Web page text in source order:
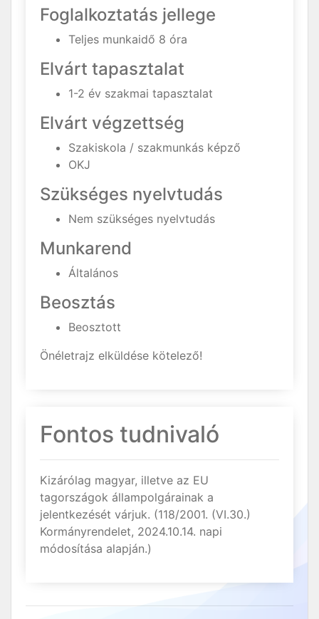
Foglalkoztatás jellege
Teljes munkaidő 8 óra
Elvárt tapasztalat
1-2 év szakmai tapasztalat
Elvárt végzettség
Szakiskola / szakmunkás képző
OKJ
Szükséges nyelvtudás
Nem szükséges nyelvtudás
Munkarend
Általános
Beosztás
Beosztott
Önéletrajz elküldése kötelező!
Fontos tudnivaló
Kizárólag magyar, illetve az EU
tagországok állampolgárainak a
jelentkezését várjuk. (118/2001. (VI.30.)
Kormányrendelet, 2024.10.14. napi
módosítása alapján.)